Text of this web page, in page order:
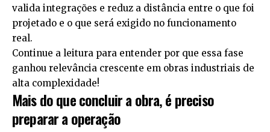
valida integrações e reduz a distância entre o que foi
projetado e o que será exigido no funcionamento
real.
Continue a leitura para entender por que essa fase
ganhou relevância crescente em obras industriais de
alta complexidade!
Mais do que concluir a obra, é preciso
preparar a operação